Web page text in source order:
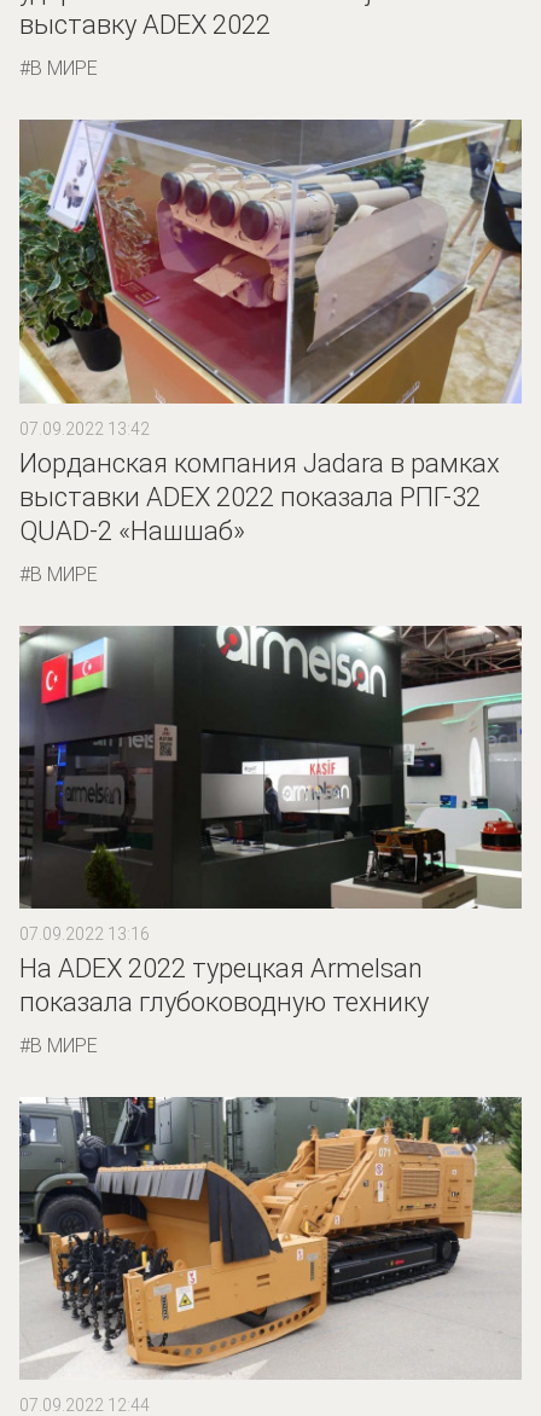
выставку ADEX 2022
В МИРЕ
07.09.2022 13:42
Иорданская компания Jadara в рамках
выставки ADEX 2022 показала РПГ-32
QUAD-2 «Нашшаб»
В МИРЕ
07.09.2022 13:16
На ADEX 2022 турецкая Armelsan
показала глубоководную технику
В МИРЕ
07.09.2022 12:44